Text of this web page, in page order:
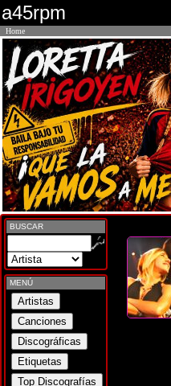
a45rpm
Home
BUSCAR
MENÚ